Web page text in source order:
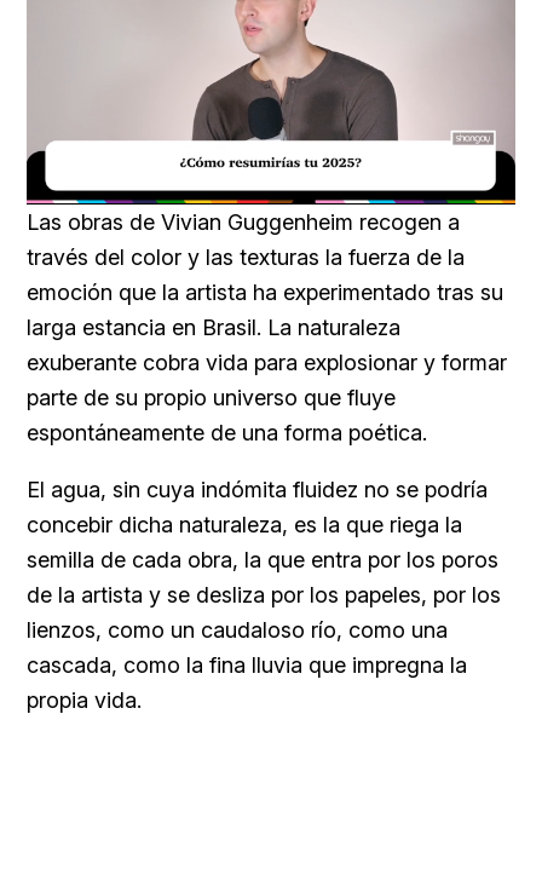
Unmute Loaded:
29.95%
Las obras de Vivian Guggenheim recogen a
través del color y las texturas la fuerza de la
emoción que la artista ha experimentado tras su
larga estancia en Brasil. La naturaleza
exuberante cobra vida para explosionar y formar
parte de su propio universo que fluye
espontáneamente de una forma poética.
El agua, sin cuya indómita fluidez no se podría
concebir dicha naturaleza, es la que riega la
semilla de cada obra, la que entra por los poros
de la artista y se desliza por los papeles, por los
lienzos, como un caudaloso río, como una
cascada, como la fina lluvia que impregna la
propia vida.